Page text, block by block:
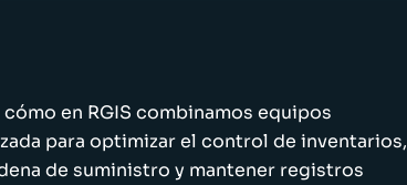
en RGIS combinamos equipos
para optimizar el control de inventarios,
de suministro y mantener registros